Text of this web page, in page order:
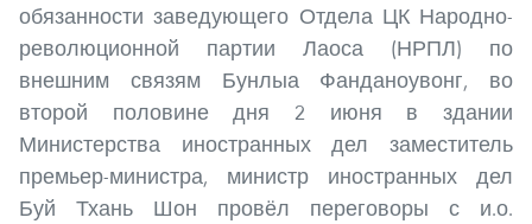
обязанности заведующего Отдела ЦК Народно-
революционной партии Лаоса (НРПЛ) по
внешним связям Бунлыа Фанданоувонг, во
второй половине дня 2 июня в здании
Министерства иностранных дел заместитель
премьер-министра, министр иностранных дел
Буй Тхань Шон провёл переговоры с и.о.